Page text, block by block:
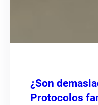
¿Son
Protocolos